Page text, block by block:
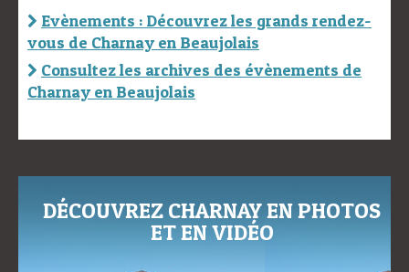
Evènements : Découvrez les grands rendez-
vous de Charnay en Beaujolais
Consultez les archives des évènements de
Charnay en Beaujolais
DÉCOUVREZ CHARNAY EN PHOTOS
ET EN VIDÉO